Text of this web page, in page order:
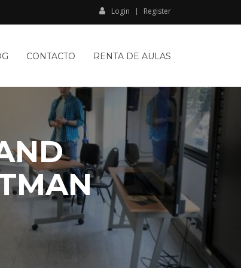
Login Register
CONTACTO RENTA DE AULAS